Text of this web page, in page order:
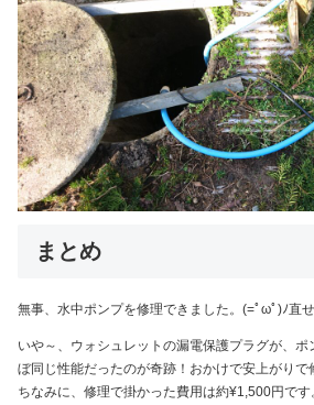
まとめ
無事、水中ポンプを修理できました。(=ﾟωﾟ)ﾉ直
いや～、ウォシュレットの漏電保護プラグが、
ぼ同じ性能だったのが奇跡！おかけで安上がりで
ちなみに、修理で掛かった費用は約¥1,500円で